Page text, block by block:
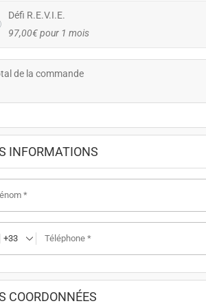
Défi R.E.V.I.E.
97,00€pour 1 mois
de la commande
INFORMATIONS
*
Téléphone *
+33
COORDONNÉES